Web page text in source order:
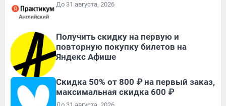
До 31 августа, 2026
Получить скидку на первую и
повторную покупку билетов на
Яндекс Афише
Скидка 50% от 800 ₽ на первый заказ,
максимальная скидка 600 ₽